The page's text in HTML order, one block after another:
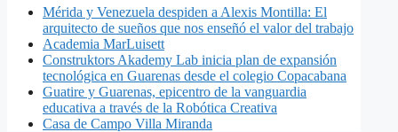
​Mérida y Venezuela despiden a Alexis Montilla: El
arquitecto de sueños que nos enseñó el valor del trabajo
Academia MarLuisett
Construktors Akademy Lab inicia plan de expansión
tecnológica en Guarenas desde el colegio Copacabana
Guatire y Guarenas, epicentro de la vanguardia
educativa a través de la Robótica Creativa
Casa de Campo Villa Miranda